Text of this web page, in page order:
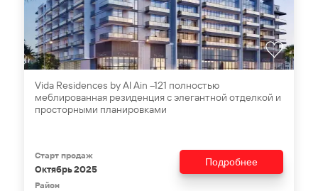
Vida Residences by Al Ain –121 полностью
меблированная резиденция с элегантной отделкой и
просторными планировками
Старт продаж
Октябрь 2025
Район
Подробнее